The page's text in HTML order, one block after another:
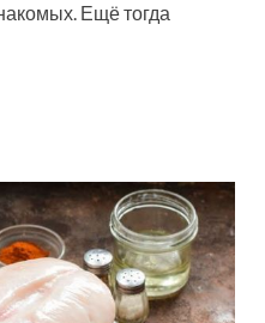
Ещё тогда